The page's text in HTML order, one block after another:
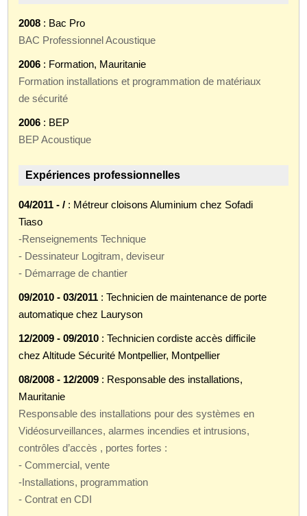
2008 : Bac Pro
BAC Professionnel Acoustique
2006 : Formation, Mauritanie
Formation installations et programmation de matériaux
de sécurité
2006 : BEP
BEP Acoustique
Expériences professionnelles
04/2011 - / : Métreur cloisons Aluminium chez Sofadi
Tiaso
-Renseignements Technique
- Dessinateur Logitram, deviseur
- Démarrage de chantier
09/2010 - 03/2011 : Technicien de maintenance de porte
automatique chez Lauryson
12/2009 - 09/2010 : Technicien cordiste accès difficile
chez Altitude Sécurité Montpellier, Montpellier
08/2008 - 12/2009 : Responsable des installations,
Mauritanie
Responsable des installations pour des systèmes en
Vidéosurveillances, alarmes incendies et intrusions,
contrôles d’accès , portes fortes :
- Commercial, vente
-Installations, programmation
- Contrat en CDI